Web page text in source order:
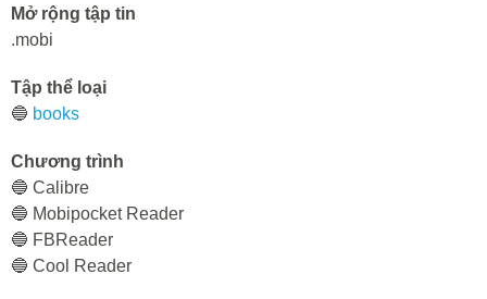
Mở rộng tập tin
.mobi
Tập thể loại
🔵 books
Chương trình
🔵 Calibre
🔵 Mobipocket Reader
🔵 FBReader
🔵 Cool Reader